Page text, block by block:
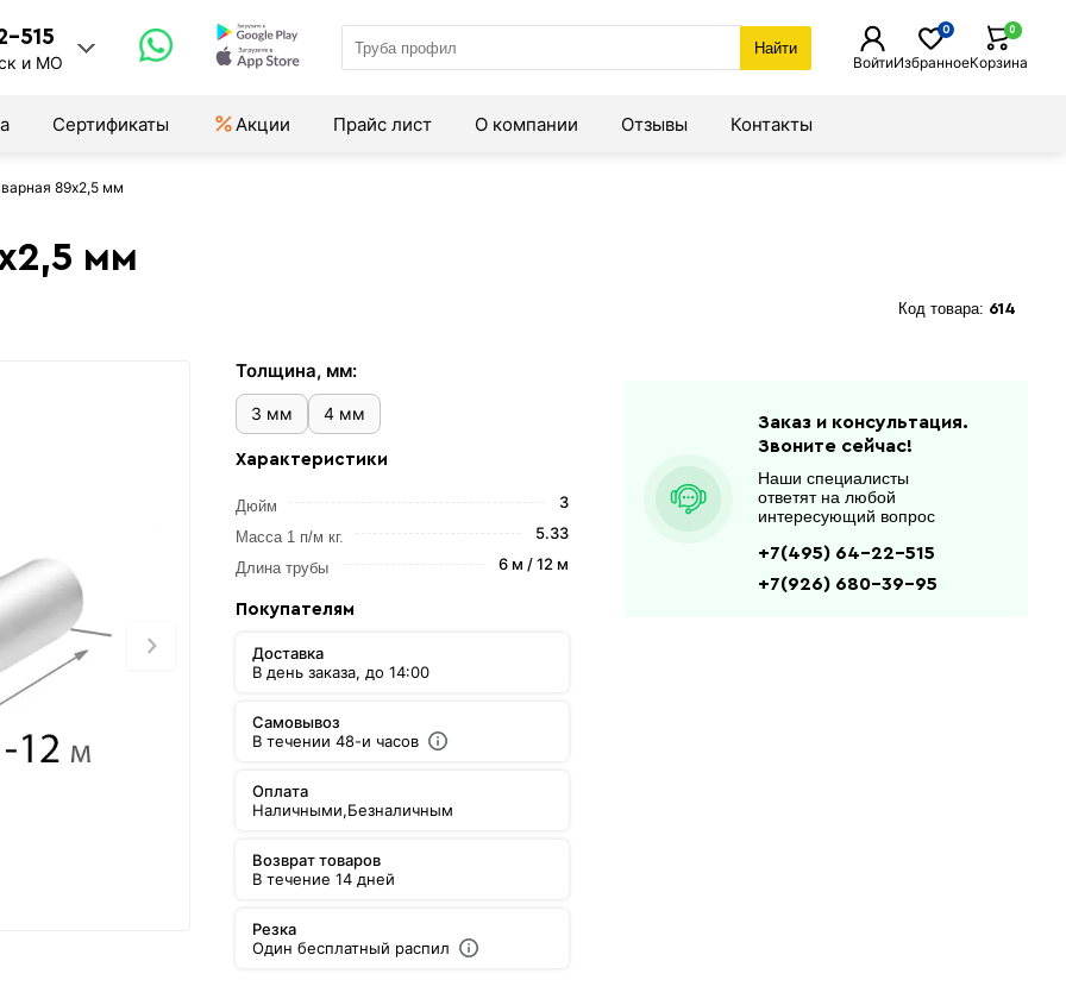
515
и МО
Найти
ВойтиИзбранное
0
Корзина
0
Сертификаты Акции Прайс лист О компании Отзывы Контакты
89х2,5 мм
мм
Код товара: 614
Толщина, мм:
3 мм 4 мм
Характеристики
Дюйм 3
Масса 1 п/м кг. 5.33
Длина трубы 6 м / 12 м
Покупателям
Доставка
В день заказа, до 14:00
Самовывоз
В течении 48-и часов
Оплата
Наличными,Безналичным
Возврат товаров
В течение 14 дней
Резка
Один бесплатный распил
Заказ и консультация.
Звоните сейчас!
Наши специалисты
ответят на любой
интересующий вопрос
+7(495) 64-22-515
+7(926) 680-39-95